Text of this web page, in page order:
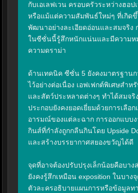
กับเอเลฟเวน ครอบครัวระหว่างฮอป
หรือแม้แต่ความสัมพันธ์ใหม่ๆ ที่เกิด
พัฒนาอย่างละเอียดอ่อนและสมจริง
ในซีซั่นนี้รู้สึกหนักแน่นและมีความหม
ความดราม่า
ด้านเทคนิค ซีซั่น 5 ยังคงมาตรฐานก
ไว้อย่างต่อเนื่อง เอฟเฟกต์พิเศษสำห
และสัตว์ประหลาดต่างๆ ทำได้สมจริ
ประกอบยังคงยอดเยี่ยมด้วยการเลือ
อารมณ์ของแต่ละฉาก การออกแบบ
กินส์ที่กำลังถูกกลืนกินโดย Upside
และสร้างบรรยากาศสยองขวัญได้ดี
จุดที่อาจต้องปรับปรุงเล็กน้อยคือบา
ยังคงรู้สึกเหมือน exposition ในบาง
ตัวละครอธิบายแผนการหรือข้อมูลท